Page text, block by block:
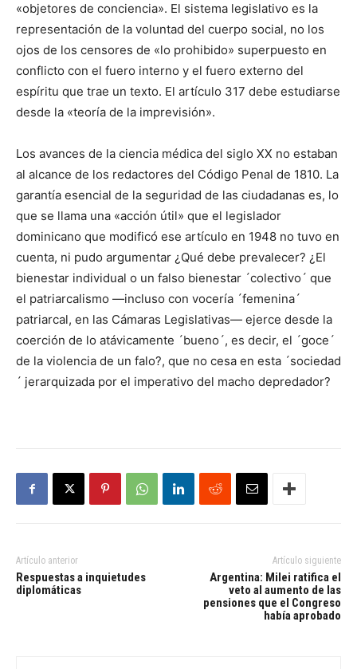
«objetores de conciencia». El sistema legislativo es la
representación de la voluntad del cuerpo social, no los
ojos de los censores de «lo prohibido» superpuesto en
conflicto con el fuero interno y el fuero externo del
espíritu que trae un texto. El artículo 317 debe estudiarse
desde la «teoría de la imprevisión».
Los avances de la ciencia médica del siglo XX no estaban
al alcance de los redactores del Código Penal de 1810. La
garantía esencial de la seguridad de las ciudadanas es, lo
que se llama una «acción útil» que el legislador
dominicano que modificó ese artículo en 1948 no tuvo en
cuenta, ni pudo argumentar ¿Qué debe prevalecer? ¿El
bienestar individual o un falso bienestar ´colectivo´ que
el patriarcalismo —incluso con vocería ´femenina´
patriarcal, en las Cámaras Legislativas— ejerce desde la
coerción de lo atávicamente ´bueno´, es decir, el ´goce´
de la violencia de un falo?, que no cesa en esta ´sociedad
´ jerarquizada por el imperativo del macho depredador?
Artículo anterior
Respuestas a inquietudes
diplomáticas
Artículo siguiente
Argentina: Milei ratifica el
veto al aumento de las
pensiones que el Congreso
había aprobado